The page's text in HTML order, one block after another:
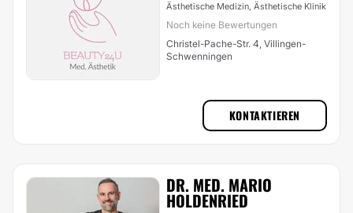
Ästhetische Medizin, Ästhetische Klinik
Noch keine Bewertungen
Christel-Pache-Str. 4, Villingen-
Schwenningen
KONTAKTIEREN
DR. MED. MARIO
HOLDENRIED